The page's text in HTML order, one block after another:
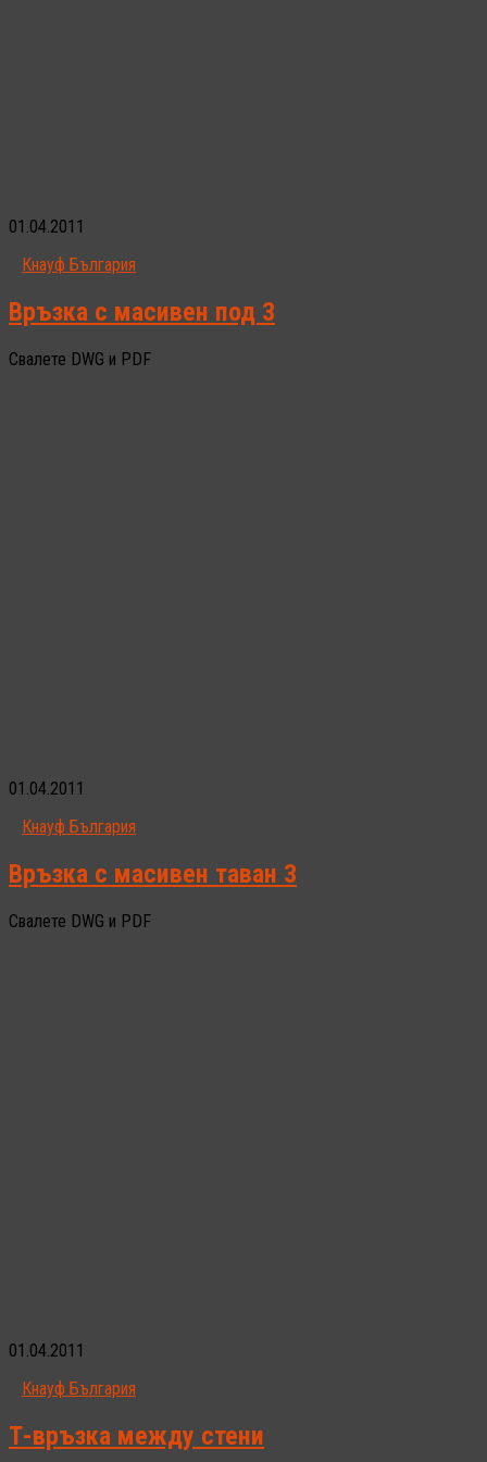
01.04.2011
Кнауф България
Връзка с масивен под 3
Свалете DWG и PDF
01.04.2011
Кнауф България
Връзка с масивен таван 3
Свалете DWG и PDF
01.04.2011
Кнауф България
Т-връзка между стени